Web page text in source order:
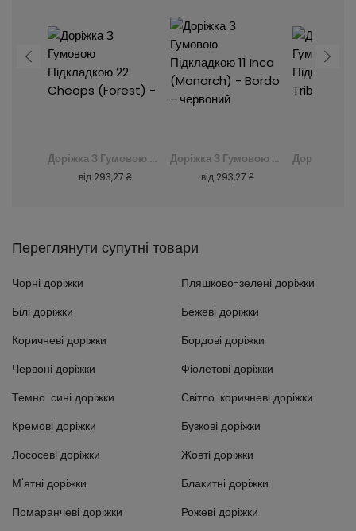
Доріжка З Гумовою Підкладкою 22 Cheops (Forest) -
від 293,27 ₴
Доріжка З Гумовою Підкладкою 11 Inca (Monarch) - Bordo - червоний
від 293,27 ₴
Переглянути супутні товари
Чорні доріжки
Пляшково-зелені доріжки
Білі доріжки
Бежеві доріжки
Коричневі доріжки
Бордові доріжки
Червоні доріжки
Фіолетові доріжки
Темно-сині доріжки
Світло-коричневі доріжки
Кремові доріжки
Бузкові доріжки
Лососеві доріжки
Жовті доріжки
М'ятні доріжки
Блакитні доріжки
Помаранчеві доріжки
Рожеві доріжки